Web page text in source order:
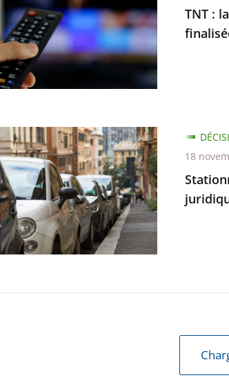
TNT :
18